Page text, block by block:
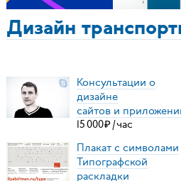
Дизайн
Консультации о
дизайне
сайтов и
15000₽ /час
Плакат с символами
Типографской
раскладки